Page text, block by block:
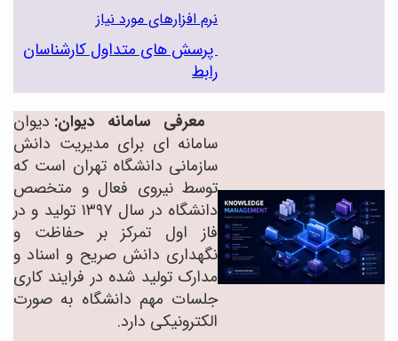
نرم افزارهای مورد نیاز
پرسش های متداول کارشناسان
رابط
معرفی سامانه دیوان: دیوان
سامانه ای برای مدیریت دانش
سازمانی دانشگاه تهران است که
توسط نیروی فعال و متخصص
دانشگاه در سال ۱۳۹۷ تولید و در
فاز اول تمرکز بر حفاظت و
نگهداری دانش صریح و اسناد و
مدارک تولید شده در فرایند کاری
جلسات مهم دانشگاه به صورت
الکترونیکی دارد.